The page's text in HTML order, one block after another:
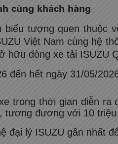
cùng khách hàng
biểu tượng quen thuộc
Việt Nam cùng hệ
hữu dòng xe tải ISUZU
đến hết ngày 31/05/
trong thời gian diễn
tương đương với 10
đại lý ISUZU gần nhất